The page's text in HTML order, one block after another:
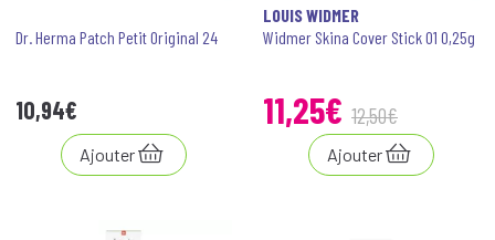
Dr. Herma Patch Petit Original 24
10,94€
Ajouter
LOUIS WIDMER
Widmer Skina Cover Stick 01 0,25g
11,25€ 12,50€
Ajouter